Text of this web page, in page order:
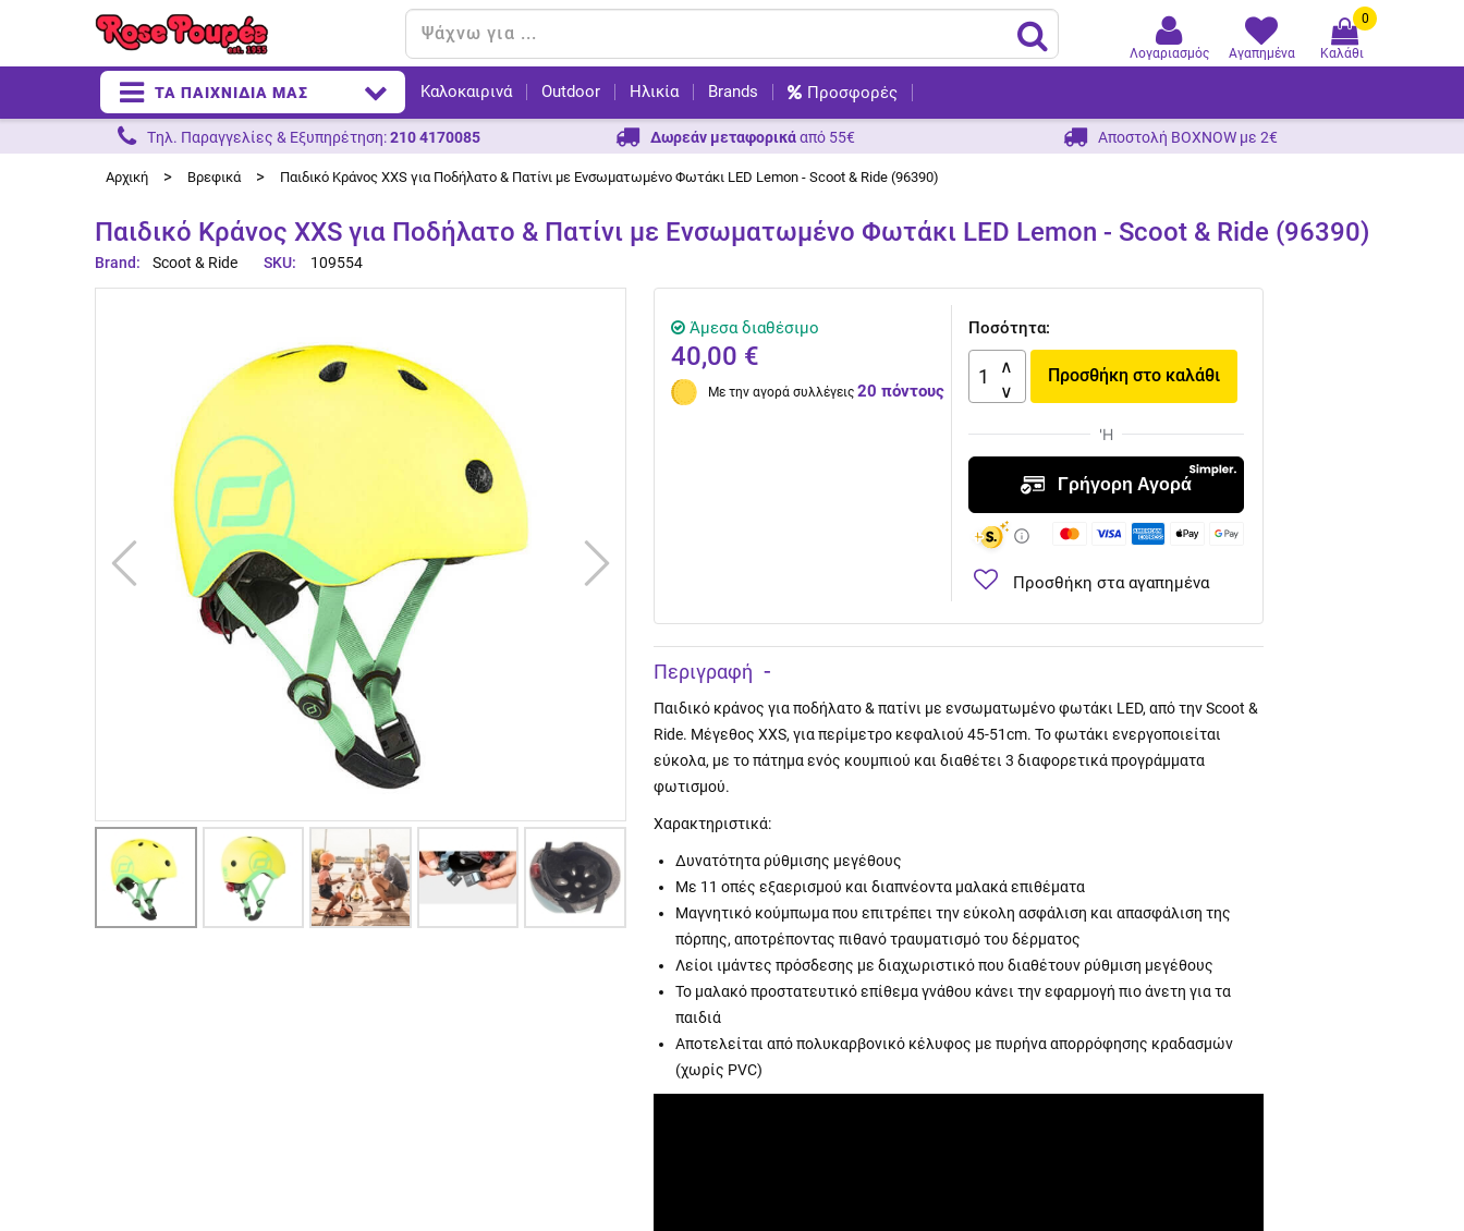
Λογαριασμός Αγαπημένα
0
Καλάθι
ΤΑ ΠΑΙΧΝΙΔΙΑ ΜΑΣ Καλοκαιρινά Outdoor Ηλικία Brands Προσφορές
Tηλ. Παραγγελίες & Eξυπηρέτηση:210 4170085 Δωρεάν μεταφορικάαπό 55€ Αποστολή BOXNOW με 2€
Αρχική > Βρεφικά > Παιδικό Κράνος XXS για Ποδήλατο & Πατίνι με Ενσωματωμένο Φωτάκι LED Lemon - Scoot & Ride (96390)
Παιδικό Κράνος XXS για Ποδήλατο & Πατίνι με Ενσωματωμένο Φωτάκι LED Lemon - Scoot & Ride (96390)
Brand: Scoot & Ride SKU: 109554
Άμεσα διαθέσιμο
40,00 €
Με την αγορά συλλέγεις 20 πόντους
Ποσότητα:
Προσθήκη στο καλάθι
Προσθήκη στα αγαπημένα
Περιγραφή
Παιδικό κράνος για ποδήλατο & πατίνι με ενσωματωμένο φωτάκι LED, από την Scoot &
Ride. Μέγεθος XXS, για περίμετρο κεφαλιού 45-51cm. Το φωτάκι ενεργοποιείται
εύκολα, με το πάτημα ενός κουμπιού και διαθέτει 3 διαφορετικά προγράμματα
φωτισμού.
Χαρακτηριστικά:
Δυνατότητα ρύθμισης μεγέθους
Με 11 οπές εξαερισμού και διαπνέοντα μαλακά επιθέματα
Μαγνητικό κούμπωμα που επιτρέπει την εύκολη ασφάλιση και απασφάλιση της
πόρπης, αποτρέποντας πιθανό τραυματισμό του δέρματος
Λείοι ιμάντες πρόσδεσης με διαχωριστικό που διαθέτουν ρύθμιση μεγέθους
Το μαλακό προστατευτικό επίθεμα γνάθου κάνει την εφαρμογή πιο άνετη για τα
παιδιά
Αποτελείται από πολυκαρβονικό κέλυφος με πυρήνα απορρόφησης κραδασμών
(χωρίς PVC)